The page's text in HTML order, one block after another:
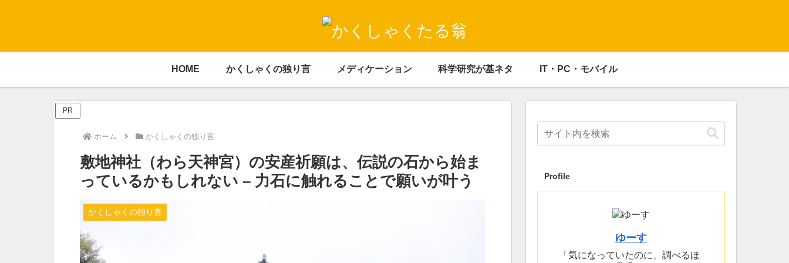
HOME かくしゃくの独り言 メディケーション 科学研究が基ネタ IT・PC・モバイル
PR
ホーム かくしゃくの独り言
敷地神社（わら天神宮）の安産祈願は、伝説の石から始ま
っているかもしれない – 力石に触れることで願いが叶う
かくしゃくの独り言
Profile
ゆーす
「気になっていたのに、調べるほ